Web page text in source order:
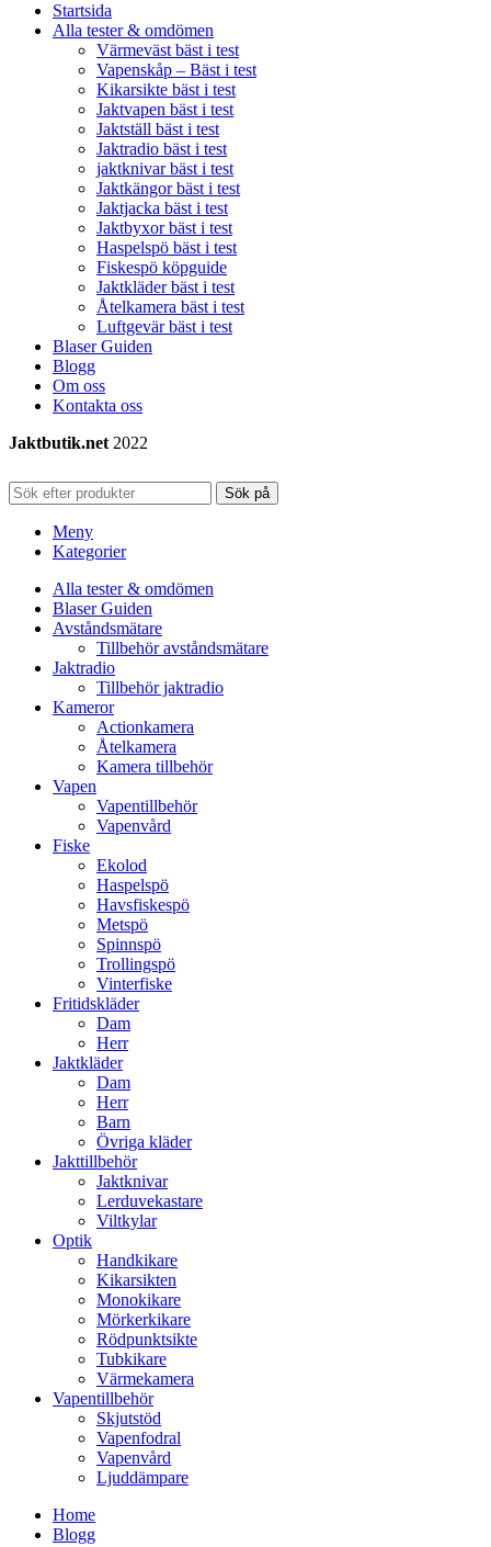
Startsida
Alla tester & omdömen
Värmeväst bäst i test
Vapenskåp – Bäst i test
Kikarsikte bäst i test
Jaktvapen bäst i test
Jaktställ bäst i test
Jaktradio bäst i test
jaktknivar bäst i test
Jaktkängor bäst i test
Jaktjacka bäst i test
Jaktbyxor bäst i test
Haspelspö bäst i test
Fiskespö köpguide
Jaktkläder bäst i test
Åtelkamera bäst i test
Luftgevär bäst i test
Blaser Guiden
Blogg
Om oss
Kontakta oss
Jaktbutik.net 2022
Sök på
Meny
Kategorier
Alla tester & omdömen
Blaser Guiden
Avståndsmätare
Tillbehör avståndsmätare
Jaktradio
Tillbehör jaktradio
Kameror
Actionkamera
Åtelkamera
Kamera tillbehör
Vapen
Vapentillbehör
Vapenvård
Fiske
Ekolod
Haspelspö
Havsfiskespö
Metspö
Spinnspö
Trollingspö
Vinterfiske
Fritidskläder
Dam
Herr
Jaktkläder
Dam
Herr
Barn
Övriga kläder
Jakttillbehör
Jaktknivar
Lerduvekastare
Viltkylar
Optik
Handkikare
Kikarsikten
Monokikare
Mörkerkikare
Rödpunktsikte
Tubkikare
Värmekamera
Vapentillbehör
Skjutstöd
Vapenfodral
Vapenvård
Ljuddämpare
Home
Blogg